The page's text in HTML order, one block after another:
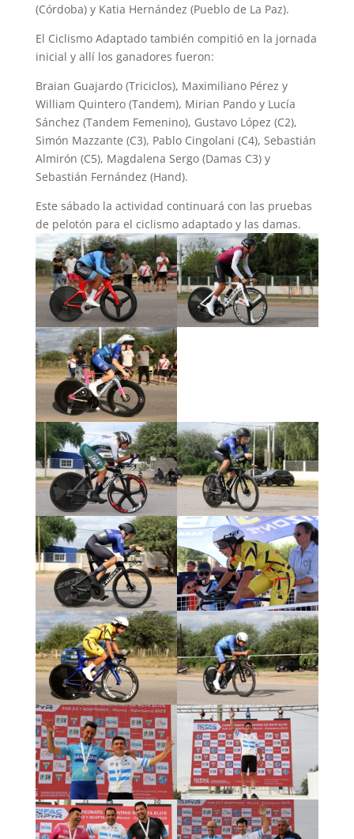
(Córdoba) y Katia Hernández (Pueblo de La Paz).
El Ciclismo Adaptado también compitió en la jornada
inicial y allí los ganadores fueron:
Braian Guajardo (Triciclos), Maximiliano Pérez y
William Quintero (Tandem), Mirian Pando y Lucía
Sánchez (Tandem Femenino), Gustavo López (C2),
Simón Mazzante (C3), Pablo Cingolani (C4), Sebastián
Almirón (C5), Magdalena Sergo (Damas C3) y
Sebastián Fernández (Hand).
Este sábado la actividad continuará con las pruebas
de pelotón para el ciclismo adaptado y las damas.